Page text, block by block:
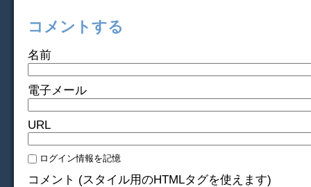
コメントする
名前
電子メール
URL
ログイン情報を記憶
コメント (スタイル用のHTMLタグを使えます)